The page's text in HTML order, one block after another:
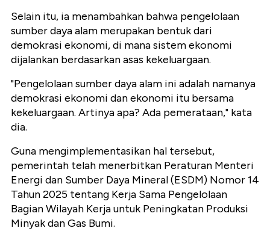
Selain itu, ia menambahkan bahwa pengelolaan
sumber daya alam merupakan bentuk dari
demokrasi ekonomi, di mana sistem ekonomi
dijalankan berdasarkan asas kekeluargaan.
"Pengelolaan sumber daya alam ini adalah namanya
demokrasi ekonomi dan ekonomi itu bersama
kekeluargaan. Artinya apa? Ada pemerataan," kata
dia.
Guna mengimplementasikan hal tersebut,
pemerintah telah menerbitkan Peraturan Menteri
Energi dan Sumber Daya Mineral (ESDM) Nomor 14
Tahun 2025 tentang Kerja Sama Pengelolaan
Bagian Wilayah Kerja untuk Peningkatan Produksi
Minyak dan Gas Bumi.